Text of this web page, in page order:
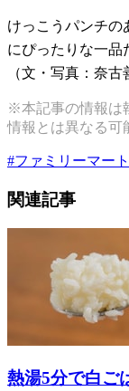
けっこうパンチの
にぴったりな一品
（文・写真：奈古
※本記事の情報は
情報とは異なる可
#ファミリーマート
関連記事
熱湯5分で白ご